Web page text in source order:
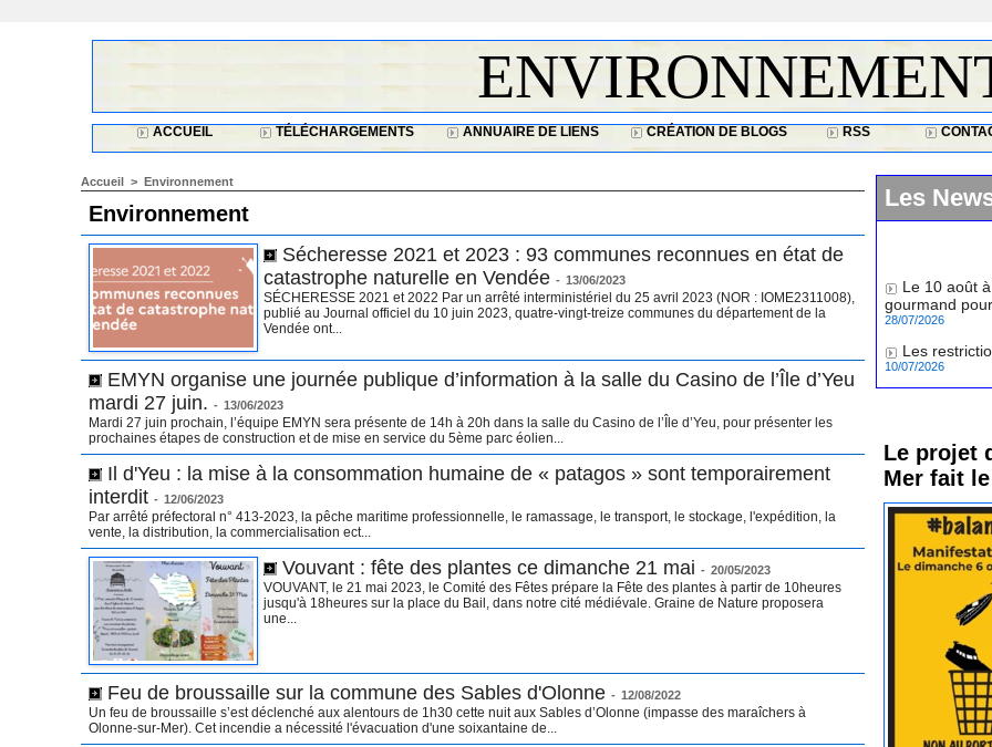
ACCUEIL TÉLÉCHARGEMENTS ANNUAIRE DE LIENS CRÉATION DE BLOGS RSS
Accueil > Environnement
Environnement
Sécheresse 2021 et 2023 : 93 communes reconnues en état de
catastrophe naturelle en Vendée - 13/06/2023
SÉCHERESSE 2021 et 2022 Par un arrêté interministériel du 25 avril 2023 (NOR : IOME2311008),
publié au Journal officiel du 10 juin 2023, quatre-vingt-treize communes du département de la
Vendée ont...
EMYN organise une journée publique d’information à la salle du Casino de l’Île d’Yeu
mardi 27 juin. - 13/06/2023
Mardi 27 juin prochain, l’équipe EMYN sera présente de 14h à 20h dans la salle du Casino de l’Île d’Yeu, pour présenter les
prochaines étapes de construction et de mise en service du 5ème parc éolien...
Il d'Yeu : la mise à la consommation humaine de « patagos » sont temporairement
interdit - 12/06/2023
Par arrêté préfectoral n° 413-2023, la pêche maritime professionnelle, le ramassage, le transport, le stockage, l'expédition, la
vente, la distribution, la commercialisation ect...
Vouvant : fête des plantes ce dimanche 21 mai - 20/05/2023
VOUVANT, le 21 mai 2023, le Comité des Fêtes prépare la Fête des plantes à partir de 10heures
jusqu'à 18heures sur la place du Bail, dans notre cité médiévale. Graine de Nature proposera
une...
Feu de broussaille sur la commune des Sables d'Olonne - 12/08/2022
Un feu de broussaille s’est déclenché aux alentours de 1h30 cette nuit aux Sables d’Olonne (impasse des maraîchers à
Olonne-sur-Mer). Cet incendie a nécessité l'évacuation d'une soixantaine de...
Les
gourmand
28/07/2026
10/07/2026
Le projet
Mer fait